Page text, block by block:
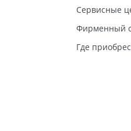
Сервисные
Фирменный
Где